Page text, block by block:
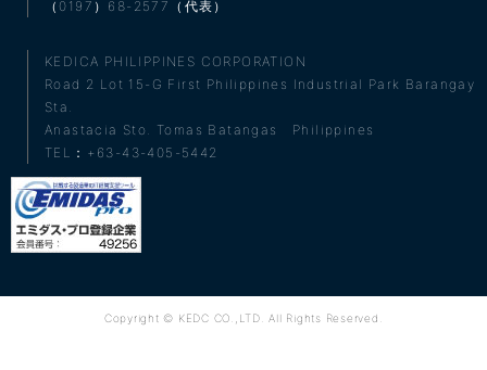
（0197）68-2577（代表）
KEDICA PHILIPPINES CORPORATION
Road 2 Lot 15-G First Philippines Industrial Park Barangay
Sta.
Anastacia Sto. Tomas Batangas Philippines
TEL：+63-43-405-5442
Copyright © KEDC CO.,LTD. All Rights Reserved.